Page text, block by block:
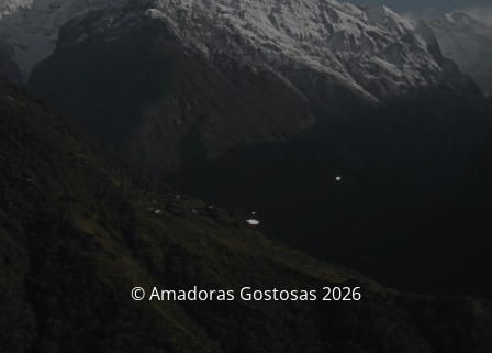
© Amadoras Gostosas 2026